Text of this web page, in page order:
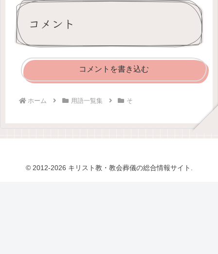
コメント
コメントを書き込む
ホーム 用語一覧集 そ
© 2012-2026 キリスト教・教会葬儀の総合情報サイト.